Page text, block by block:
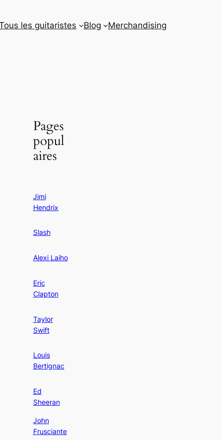
les guitaristes Blog Merchandising
Pages
popul
aires
Jimi
Hendrix
Slash
Alexi Laiho
Eric
Clapton
Taylor
Swift
Louis
Bertignac
Ed
Sheeran
John
Frusciante